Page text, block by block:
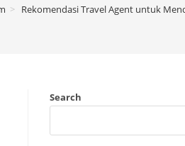
> Rekomendasi Travel Agent untuk
Search